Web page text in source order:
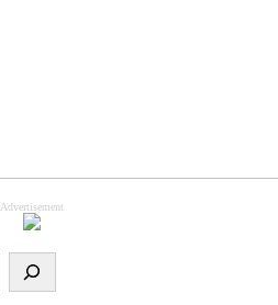
Advertisement